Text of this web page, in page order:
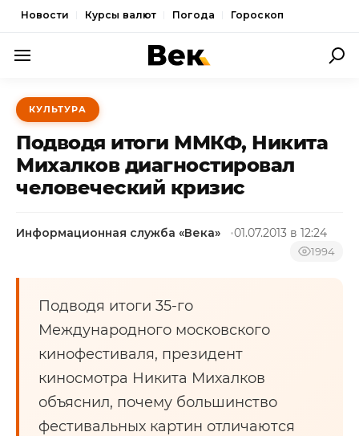
Новости Курсы валют Погода Гороскоп
ПОЛИТИКА
ЭКОНОМИКА
ОБЩЕСТВО
СПОРТ
КУЛЬТУРА
Подводя итоги ММКФ, Никита
Михалков диагностировал
человеческий кризис
Информационная служба «Века» 01.07.2013 в 12:24
1994
Подводя итоги 35-го
Международного московского
кинофестиваля, президент
киносмотра Никита Михалков
объяснил, почему большинство
фестивальных картин отличаются